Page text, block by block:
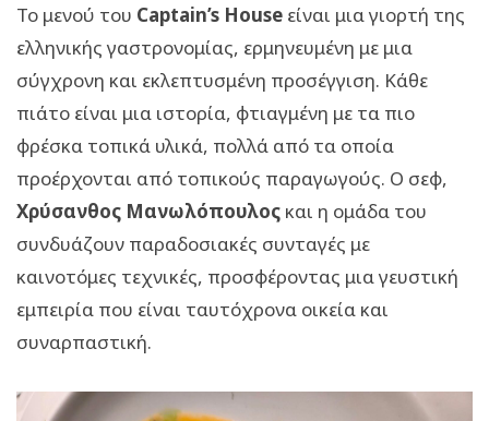
Το μενού του Captain’s House είναι μια γιορτή της
ελληνικής γαστρονομίας, ερμηνευμένη με μια
σύγχρονη και εκλεπτυσμένη προσέγγιση. Κάθε
πιάτο είναι μια ιστορία, φτιαγμένη με τα πιο
φρέσκα τοπικά υλικά, πολλά από τα οποία
προέρχονται από τοπικούς παραγωγούς. Ο σεφ,
Χρύσανθος Μανωλόπουλος και η ομάδα του
συνδυάζουν παραδοσιακές συνταγές με
καινοτόμες τεχνικές, προσφέροντας μια γευστική
εμπειρία που είναι ταυτόχρονα οικεία και
συναρπαστική.